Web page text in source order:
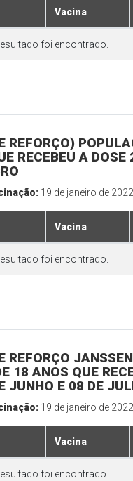
Vacina
foi encontrado.
REFORÇO)
RECEBEU A DOSE
19 de janeiro de 2022
Vacina
foi encontrado.
REFORÇO
18 ANOS QUE
JUNHO E 08 DE
19 de janeiro de 2022
Vacina
foi encontrado.